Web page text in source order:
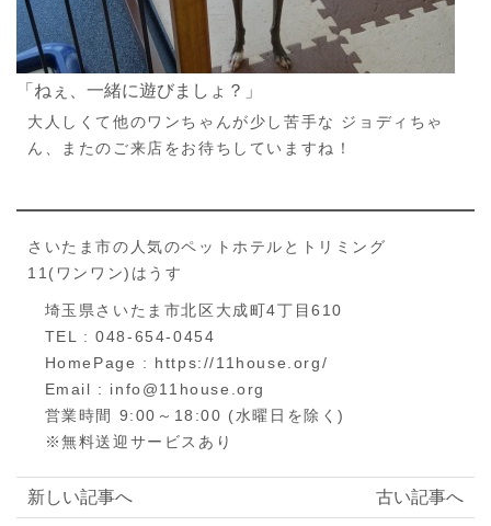
「ねぇ、一緒に遊びましょ？」
大人しくて他のワンちゃんが少し苦手な ジョディちゃ
ん、またのご来店をお待ちしていますね！
さいたま市の人気のペットホテルとトリミング
11(ワンワン)はうす
埼玉県さいたま市北区大成町4丁目610
TEL : 048-654-0454
HomePage : https://11house.org/
Email : info@11house.org
営業時間 9:00～18:00 (水曜日を除く)
※無料送迎サービスあり
古い記事へ
新しい記事へ